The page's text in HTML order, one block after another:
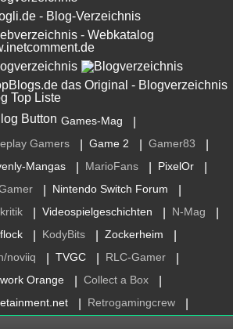
Games-Mag
Gamers Game 2 Gamer83
Mangas MarioFans PixelOr
Nintendo Switch Forum
Videospielgeschichten N-Mag
KodyBits Zockerheim
noviiq TVGC RLC-Gamer
Orange Collect a Box
Retrogamingcrew